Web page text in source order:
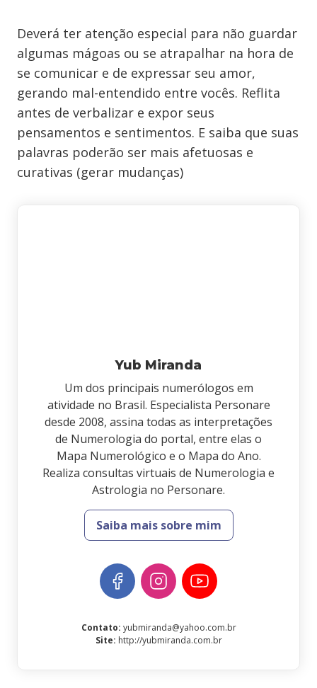
Deverá ter atenção especial para não guardar
algumas mágoas ou se atrapalhar na hora de
se comunicar e de expressar seu amor,
gerando mal-entendido entre vocês. Reflita
antes de verbalizar e expor seus
pensamentos e sentimentos. E saiba que suas
palavras poderão ser mais afetuosas e
curativas (gerar mudanças)
Yub Miranda
Um dos principais numerólogos em
atividade no Brasil. Especialista Personare
desde 2008, assina todas as interpretações
de Numerologia do portal, entre elas o
Mapa Numerológico e o Mapa do Ano.
Realiza consultas virtuais de Numerologia e
Astrologia no Personare.
Saiba mais sobre mim
Contato: yubmiranda@yahoo.com.br
Site: http://yubmiranda.com.br